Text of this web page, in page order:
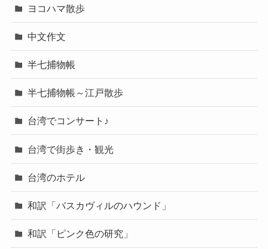
ヨコハマ散歩
中文作文
半七捕物帳
半七捕物帳～江戸散歩
台湾でコンサート♪
台湾で街歩き・観光
台湾のホテル
和訳「バスカヴィルのハウンド」
和訳「ピンク色の研究」